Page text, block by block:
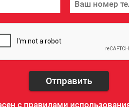
Отправить
с правилами